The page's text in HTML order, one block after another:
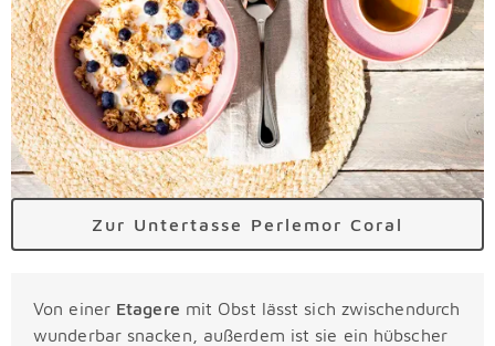
Zur Untertasse Perlemor Coral
Von einer Etagere mit Obst lässt sich zwischendurch
wunderbar snacken, außerdem ist sie ein hübscher